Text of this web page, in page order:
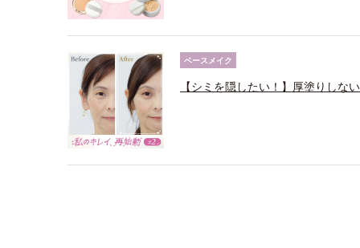
ベースメイク
【シミを隠したい！】厚塗りしな